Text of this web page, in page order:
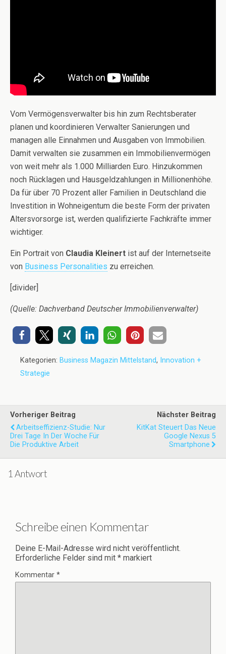
Vom Vermögensverwalter bis hin zum Rechtsberater
planen und koordinieren Verwalter Sanierungen und
managen alle Einnahmen und Ausgaben von Immobilien.
Damit verwalten sie zusammen ein Immobilienvermögen
von weit mehr als 1.000 Milliarden Euro. Hinzukommen
noch Rücklagen und Hausgeldzahlungen in Millionenhöhe.
Da für über 70 Prozent aller Familien in Deutschland die
Investition in Wohneigentum die beste Form der privaten
Altersvorsorge ist, werden qualifizierte Fachkräfte immer
wichtiger.
Ein Portrait von Claudia Kleinert ist auf der Internetseite
von Business Personalities zu erreichen.
[divider]
(Quelle: Dachverband Deutscher Immobilienverwalter)
Kategorien: Business Magazin Mittelstand, Innovation +
Strategie
Vorheriger Beitrag
Arbeitseffizienz-Studie: Nur
Drei Tage In Der Woche Für
Die Produktive Arbeit
Nächster Beitrag
KitKat Steuert Das Neue
Google Nexus 5
Smartphone
1 Antwort
Schreibe einen Kommentar
Deine E-Mail-Adresse wird nicht veröffentlicht.
Erforderliche Felder sind mit * markiert
Kommentar *